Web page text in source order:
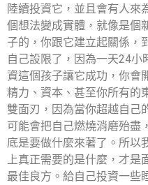
陸續投資它，並且會有人來
個想法變成實體，就像是個
子的，你跟它建立起關係，
自己設限了，因為一天24
資這個孩子讓它成功，你會
精力、資本、甚至你所有的
雙面刃，因為當你超越自己
可能會把自己燃燒消磨殆盡
底是要做什麼來著了。所以
上真正需要的是什麼，才
最佳良方。給自己投資一些